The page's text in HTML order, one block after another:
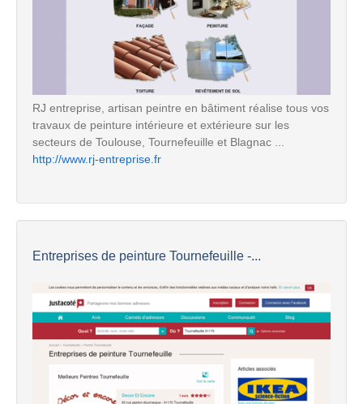
RJ entreprise, artisan peintre en bâtiment réalise tous vos
travaux de peinture intérieure et extérieure sur les
secteurs de Toulouse, Tournefeuille et Blagnac ...
http://www.rj-entreprise.fr
Entreprises de peinture Tournefeuille -...